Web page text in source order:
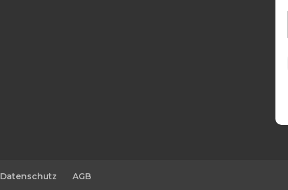
Datenschutz AGB